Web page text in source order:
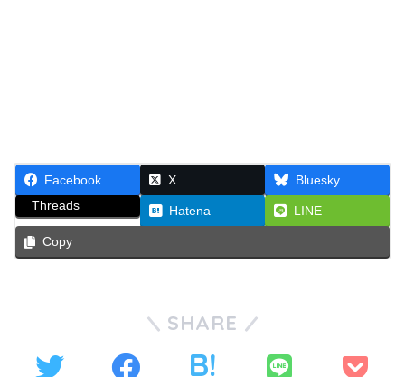
Facebook X
Bluesky
Threads
Hatena LINE
Copy
SHARE